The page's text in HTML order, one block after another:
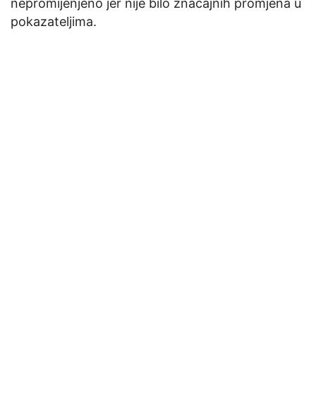
nepromijenjeno jer nije bilo značajnih promjena u
pokazateljima.